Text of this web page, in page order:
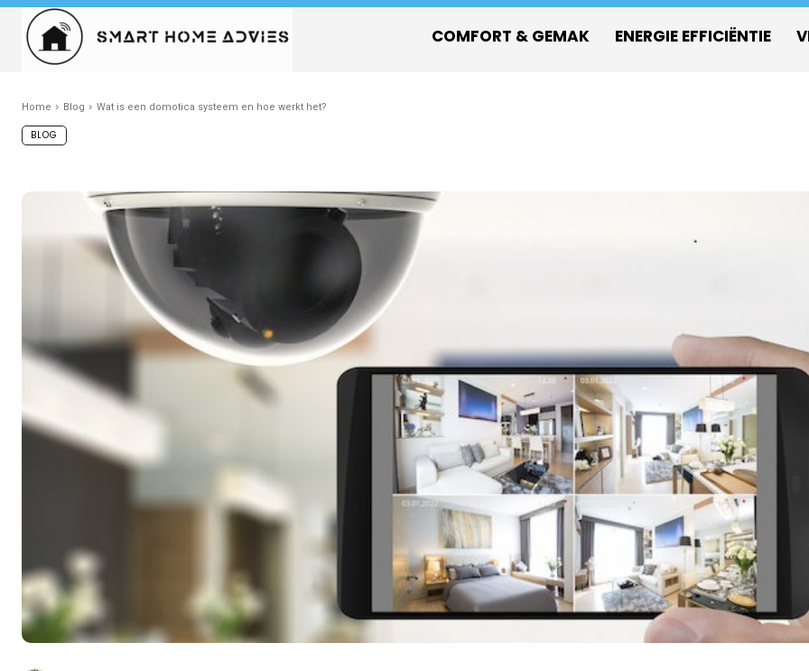
COMFORT & GEMAK ENERGIE EFFICIËNTIE
Home Blog Wat is een domotica systeem en hoe werkt het?
BLOG